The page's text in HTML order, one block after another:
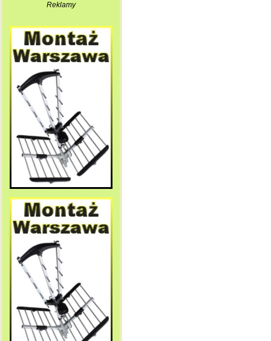
Reklamy